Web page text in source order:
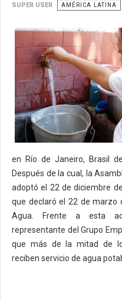
SUPER USER AMÉRICA LATINA
en Río de Janeiro, Brasil
Después de la cual, la
adoptó el 22 de diciembre
que declaró el 22 de marzo
Agua. Frente a esta
representante del Grupo
que más de la mitad de
reciben servicio de agua